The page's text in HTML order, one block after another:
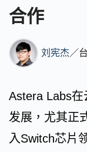
合作
刘宪杰 ／
Astera Labs
发展，尤其正
入Switch芯片